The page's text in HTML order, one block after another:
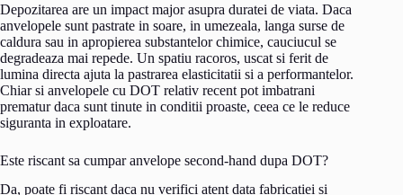
Depozitarea are un impact major asupra duratei de viata. Daca
anvelopele sunt pastrate in soare, in umezeala, langa surse de
caldura sau in apropierea substantelor chimice, cauciucul se
degradeaza mai repede. Un spatiu racoros, uscat si ferit de
lumina directa ajuta la pastrarea elasticitatii si a performantelor.
Chiar si anvelopele cu DOT relativ recent pot imbatrani
prematur daca sunt tinute in conditii proaste, ceea ce le reduce
siguranta in exploatare.
Este riscant sa cumpar anvelope second-hand dupa DOT?
Da, poate fi riscant daca nu verifici atent data fabricatiei si